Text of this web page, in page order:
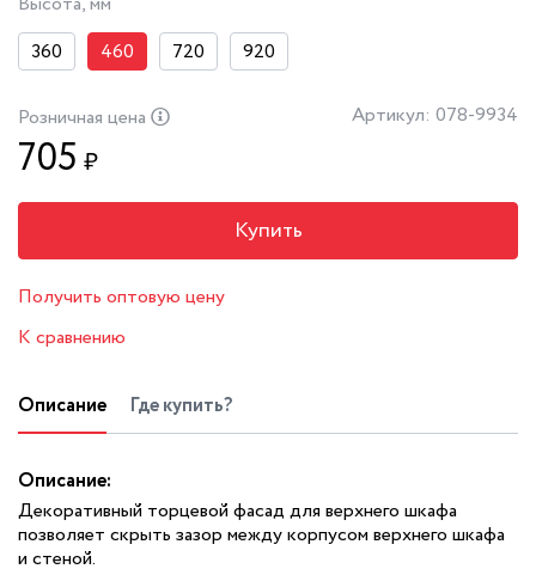
360
460 720 920
Розничная цена
705 ₽
Артикул: 078-9934
Купить
Получить оптовую цену
К сравнению
Описание Где купить?
Описание:
Декоративный торцевой фасад для верхнего шкафа
позволяет скрыть зазор между корпусом верхнего шкафа
и стеной.